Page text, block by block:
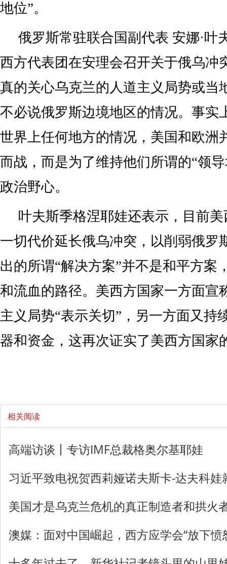
地位”。
俄罗斯常驻联合国副代表 安娜·叶
西方代表团在安理会召开关于俄乌冲
真的关心乌克兰的人道主义局势或当
不必说俄罗斯边境地区的情况。事实
世界上任何地方的情况，美国和欧洲
而战，而是为了维持他们所谓的“领
政治野心。
叶夫斯季格涅耶娃还表示，目前
一切代价延长俄乌冲突，以削弱俄罗
出的所谓“解决方案”并不是和平方案
和流血的路径。美西方国家一方面宣
主义局势“表示关切”，另一方面又持
器和资金，这再次证实了美西方国家
相关阅读
高端访谈丨专访IMF总裁格奥尔基耶娃
习近平致电祝贺西莉娅诺夫斯卡-达夫科
美国才是乌克兰危机的真正制造者和拱火
澳媒：面对中国崛起，西方应学会“放下愤